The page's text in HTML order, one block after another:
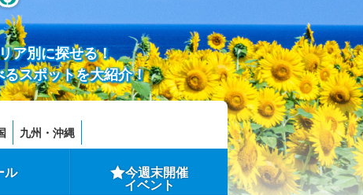
ア別に探せる！
スポットを大紹介！
九州・沖縄
ル 今週末開催
イベント